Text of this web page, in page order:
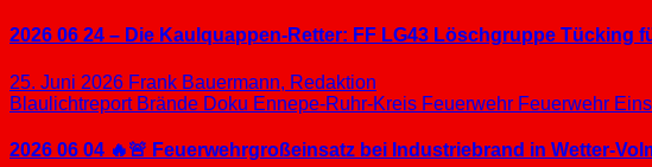
2026 06 24 – Die Kaulquappen-Retter: FF LG43 Löschgruppe Tücking
25. Juni 2026 Frank Bauermann, Redaktion
Blaulichtreport Brände Doku Ennepe-Ruhr-Kreis Feuerwehr Feuerwehr
2026 06 04 🔥🚨 Feuerwehrgroßeinsatz bei Industriebrand in Wetter-